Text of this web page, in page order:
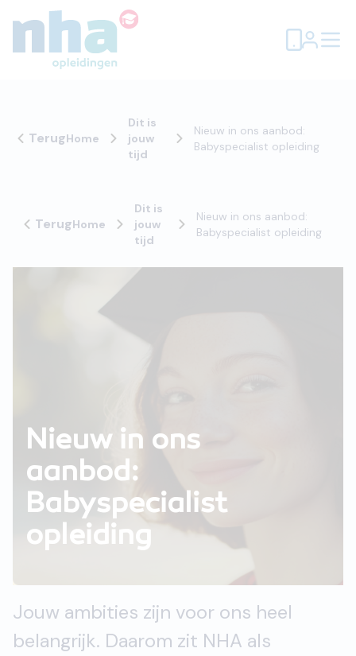
TerugHome
Dit is
jouw
tijd
Nieuw in ons aanbod:
Babyspecialist opleiding
TerugHome
Dit is
jouw
tijd
Nieuw in ons aanbod:
Babyspecialist opleiding
Nieuw in ons
aanbod:
Babyspecialist
opleiding
Jouw ambities zijn voor ons heel
belangrijk. Daarom zit NHA als